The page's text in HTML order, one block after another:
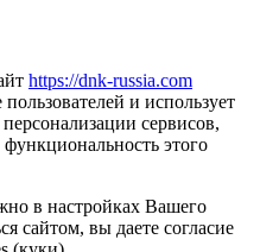
https://dnk-russia.com
и использует
сервисов,
этого
в настройках Вашего
сайтом, вы даете согласие